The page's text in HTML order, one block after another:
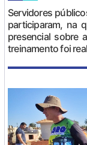
Servidores
participaram, na
presencial sobre
treinamento foi